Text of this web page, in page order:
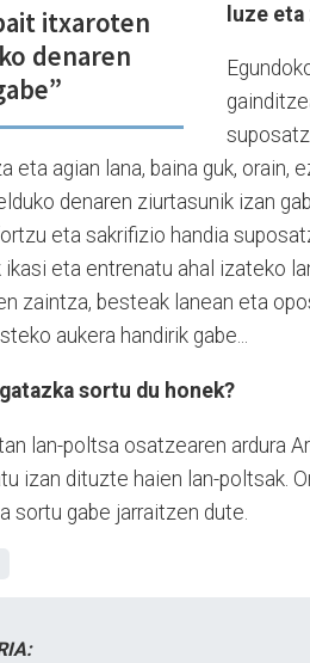
itxaroten
denaren
luze
eta agian lana, baina guk, orain,
denaren ziurtasunik izan
eta sakrifizio handia
eta entrenatu ahal izateko
zaintza, besteak lanean eta
aukera handirik gabe...
sortu du honek?
lan-poltsa osatzearen ardura
izan dituzte haien lan-poltsak.
sortu gabe jarraitzen dute.